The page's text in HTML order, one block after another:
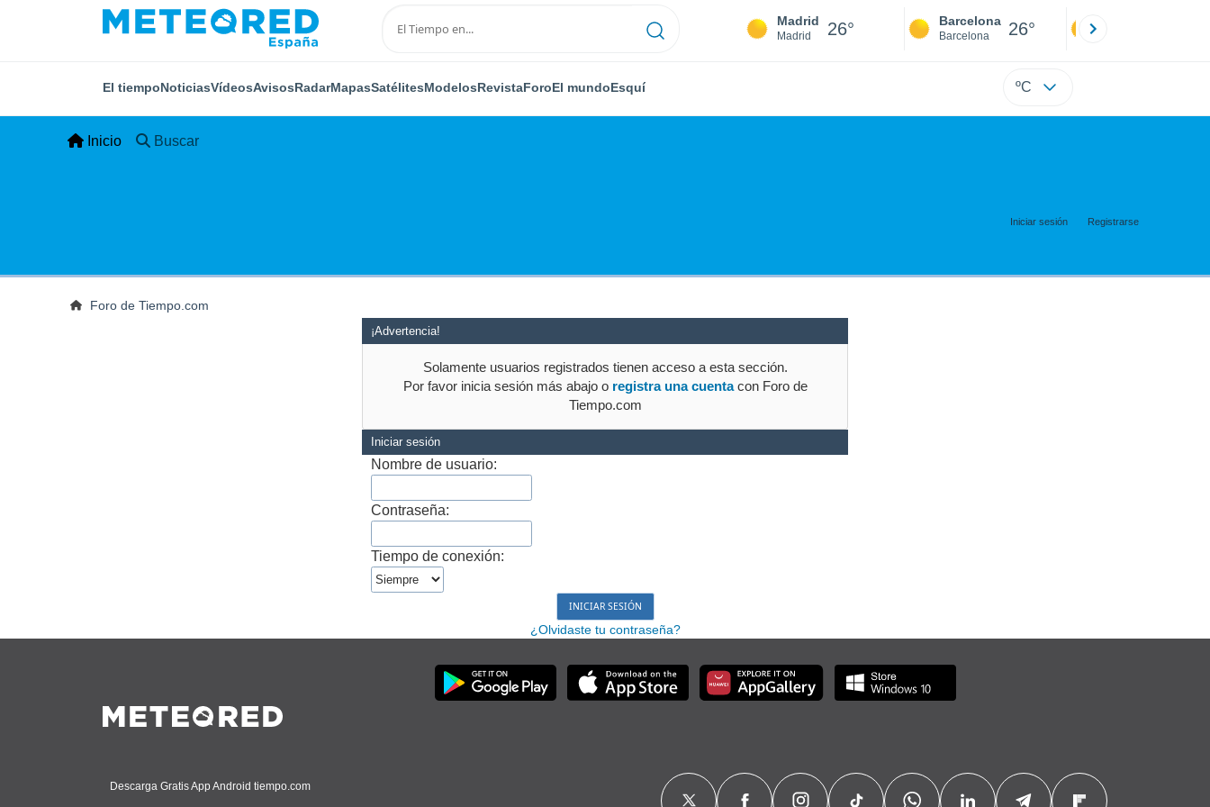
Madrid
Madrid 26° Barcelona
Barcelona 26°
El tiempoNoticiasVídeosAvisosRadarMapasSatélitesModelosRevistaForoEl mundoEsquí ºC
Inicio Buscar
Iniciar sesión Registrarse
Foro de Tiempo.com
¡Advertencia!
Solamente usuarios registrados tienen acceso a esta sección.
Por favor inicia sesión más abajo o registra una cuentacon Foro de
Tiempo.com
Iniciar sesión
Nombre de usuario:
Contraseña:
Tiempo de conexión:
¿Olvidaste tu contraseña?
Descarga Gratis App Android tiempo.com